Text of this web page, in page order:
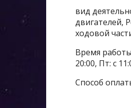
вид
двигателей,
ходовой
Время
20:00, Пт: с
Способ